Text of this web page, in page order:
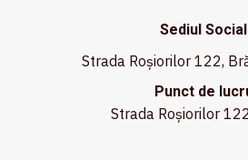
Sediul Social
Strada Roșiorilor 122,
Punct de
Strada Roșiorilor